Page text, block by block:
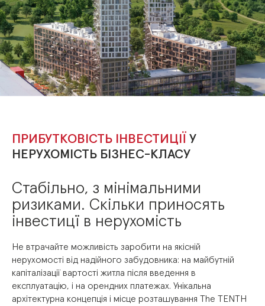
ПРИБУТКОВІСТЬ ІНВЕСТИЦІЇ
У
НЕРУХОМІСТЬ БІЗНЕС-КЛАСУ
Стабільно, з мінімальними
ризиками. Скільки приносять
інвестицї в нерухомість
Не втрачайте можливість заробити на якісній
нерухомості від надійного забудовника: на майбутній
капіталізації вартості житла після введення в
експлуатацію, і на орендних платежах. Унікальна
архітектурна концепція і місце розташування The TENTH